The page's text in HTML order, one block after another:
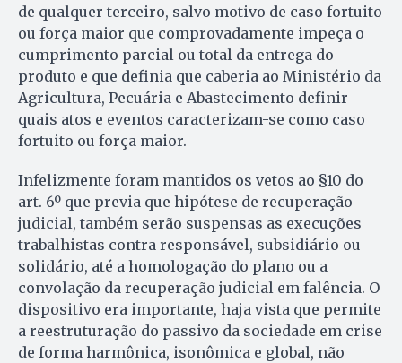
de qualquer terceiro, salvo motivo de caso fortuito
ou força maior que comprovadamente impeça o
cumprimento parcial ou total da entrega do
produto e que definia que caberia ao Ministério da
Agricultura, Pecuária e Abastecimento definir
quais atos e eventos caracterizam-se como caso
fortuito ou força maior.
Infelizmente foram mantidos os vetos ao §10 do
art. 6º que previa que hipótese de recuperação
judicial, também serão suspensas as execuções
trabalhistas contra responsável, subsidiário ou
solidário, até a homologação do plano ou a
convolação da recuperação judicial em falência. O
dispositivo era importante, haja vista que permite
a reestruturação do passivo da sociedade em crise
de forma harmônica, isonômica e global, não